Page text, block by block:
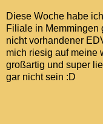
Diese Woche habe
Filiale in Memmingen
nicht vorhandener
mich riesig auf meine
großartig und super
gar nicht sein :D